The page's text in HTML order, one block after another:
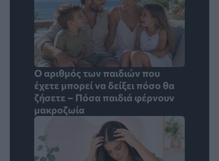
Ο αριθμός των παιδιών που
έχετε μπορεί να δείξει πόσο θα
ζήσετε – Πόσα παιδιά φέρνουν
μακροζωία